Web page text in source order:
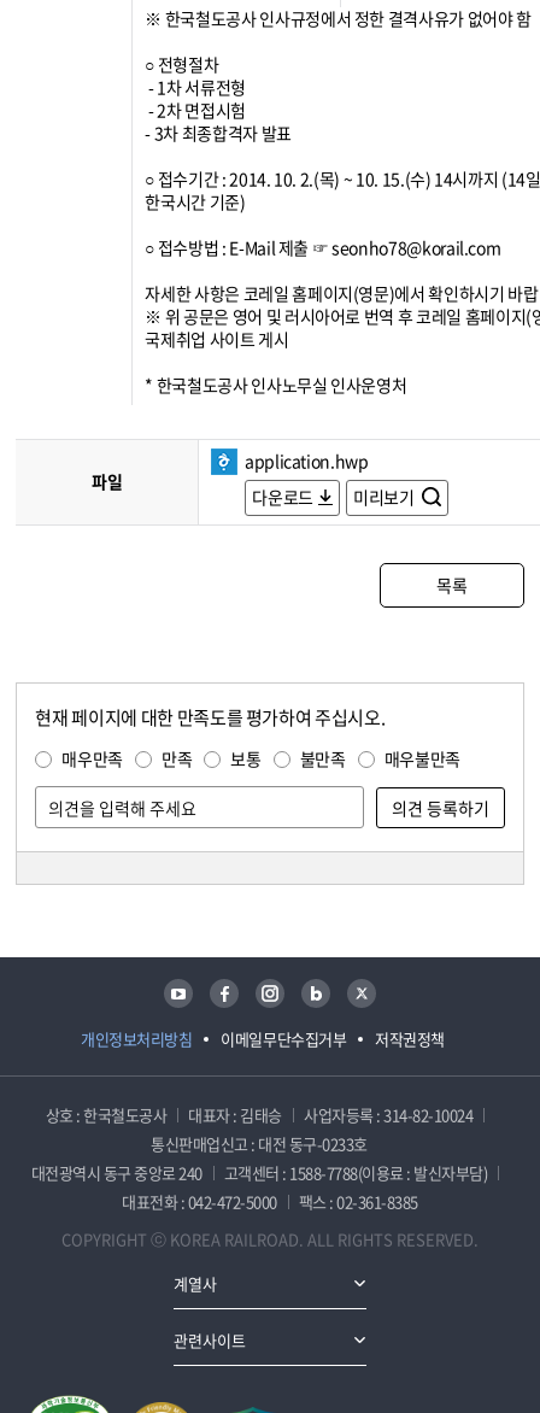
※ 한국철도공사 인사규정에서 정한 결격사유가 없어야 함
○ 전형절차
- 1차 서류전형
- 2차 면접시험
- 3차 최종합격자 발표
○ 접수기간 : 2014. 10. 2.(목) ~ 10. 15.(수) 14시까지 (14
한국시간 기준)
○ 접수방법 : E-Mail 제출 ☞ seonho78@korail.com
자세한 사항은 코레일 홈페이지(영문)에서 확인하시기 바
※ 위 공문은 영어 및 러시아어로 번역 후 코레일 홈페이지(
국제취업 사이트 게시
* 한국철도공사 인사노무실 인사운영처
파일
application.hwp
다운로드
미리보기
목록
현재 페이지에 대한 만족도를 평가하여 주십시오.
매우만족 만족 보통 불만족 매우불만족
개인정보처리방침 이메일무단수집거부 저작권정책
유튜브 페이스북 인스타그램 블로그 트위터
상호 : 한국철도공사 대표자 : 김태승
사업자등록 : 314-82-10024
통신판매업신고 : 대전 동구-0233호
대전광역시 동구 중앙로 240
고객센터 : 1588-7788(이용료 : 발신자부담)
대표전화 : 042-472-5000
팩스 : 02-361-8385
COPYRIGHT ⓒ KOREA RAILROAD. ALL RIGHTS RESERVED.
계열사
관련사이트